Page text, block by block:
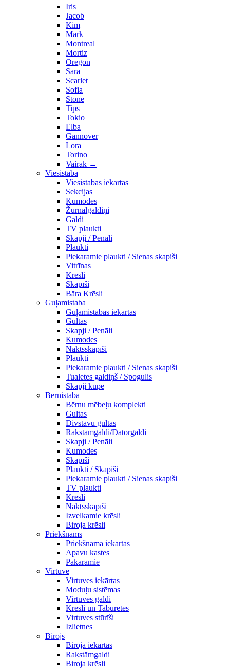
Iris
Jacob
Kim
Mark
Montreal
Mortiz
Oregon
Sara
Scarlet
Sofia
Stone
Tips
Tokio
Elba
Gannover
Lora
Torino
Vairak →
Viesistaba
Viesistabas iekārtas
Sekcijas
Kumodes
Žurnālgaldiņi
Galdi
TV plaukti
Skapji / Penāli
Plaukti
Piekaramie plaukti / Sienas skapiši
Vitrīnas
Krēsli
Skapīši
Bāra Krēsli
Guļamistaba
Guļamistabas iekārtas
Gultas
Skapji / Penāli
Kumodes
Naktsskapīši
Plaukti
Piekaramie plaukti / Sienas skapiši
Tualetes galdiņš / Spogulis
Skapji kupe
Bērnistaba
Bērnu mēbeļu komplekti
Gultas
Divstāvu gultas
Rakstāmgaldi/Datorgaldi
Skapji / Penāli
Kumodes
Skapīši
Plaukti / Skapiši
Piekaramie plaukti / Sienas skapiši
TV plaukti
Krēsli
Naktsskapīši
Izvelkamie krēsli
Biroja krēsli
Priekšnams
Priekšnama iekārtas
Apavu kastes
Pakaramie
Virtuve
Virtuves iekārtas
Moduļu sistēmas
Virtuves galdi
Krēsli un Taburetes
Virtuves stūrīši
Izlietnes
Birojs
Biroja iekārtas
Rakstāmgaldi
Biroja krēsli